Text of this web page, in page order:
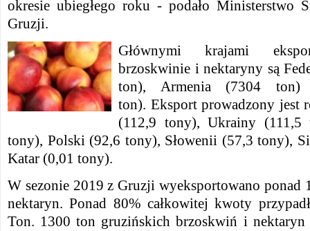
okresie ubiegłego roku - podało Ministerstwo
Gruzji.
Głównymi krajami
brzoskwinie i nektaryny są
ton), Armenia (7304 ton)
ton). Eksport prowadzony jest
(112,9 tony), Ukrainy (111,5
tony), Polski (92,6 tony), Słowenii (57,3 tony),
Katar (0,01 tony).
W sezonie 2019 z Gruzji wyeksportowano ponad
nektaryn.Ponad 80% całkowitej kwoty
Ton. 1300 ton gruzińskich brzoskwiń i nektaryn